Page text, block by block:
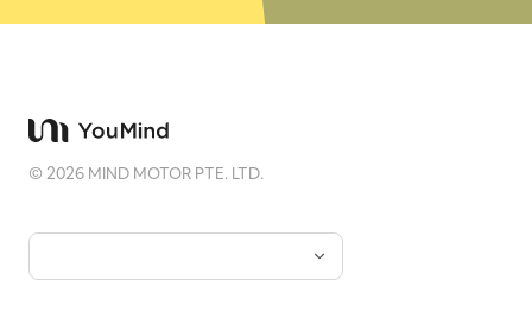
©2026 MIND MOTOR PTE. LTD.